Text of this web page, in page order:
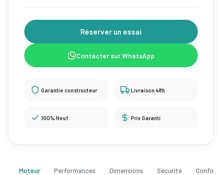
Réserver un essai
Contacter sur WhatsApp
Garantie constructeur Livraison 48h
100% Neuf Prix Garanti
Moteur Performances Dimensions Sécurité Confort